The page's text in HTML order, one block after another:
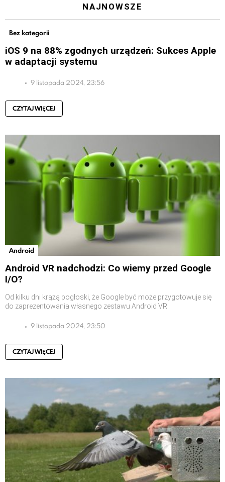
NAJNOWSZE
Bez kategorii
iOS 9 na 88% zgodnych urządzeń: Sukces Apple
w adaptacji systemu
9 listopada 2024, 23:56
CZYTAJ WIĘCEJ
Android
Android VR nadchodzi: Co wiemy przed Google
I/O?
Od kilku dni krążą pogłoski, że Google być może przygotowuje się
do zaprezentowania własnego zestawu Android VR
9 listopada 2024, 23:50
CZYTAJ WIĘCEJ